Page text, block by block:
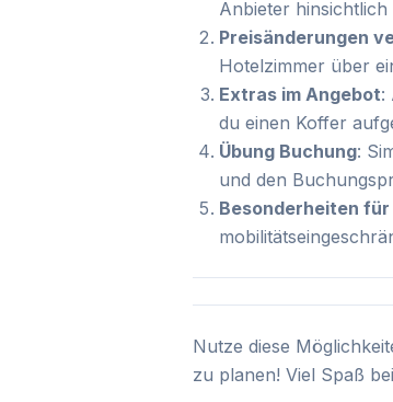
Anbieter
Preisänderungen
Hotelzimmer über
Extras im Angebot:
du einen Koffer
Übung Buchung:
und den
Besonderheiten
Nutze diese
zu planen! Viel Spaß